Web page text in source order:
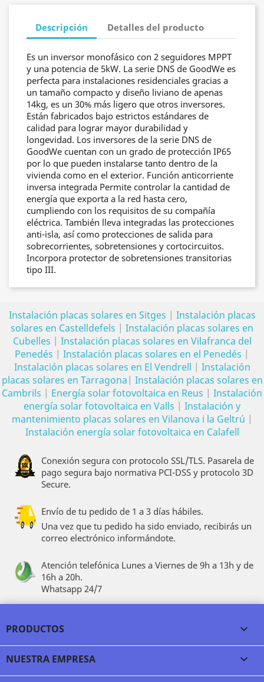
Descripción Detalles del producto
Es un inversor monofásico con 2 seguidores MPPT
y una potencia de 5kW. La serie DNS de GoodWe es
perfecta para instalaciones residenciales gracias a
un tamaño compacto y diseño liviano de apenas
14kg, es un 30% más ligero que otros inversores.
Están fabricados bajo estrictos estándares de
calidad para lograr mayor durabilidad y
longevidad. Los inversores de la serie DNS de
GoodWe cuentan con un grado de protección IP65
por lo que pueden instalarse tanto dentro de la
vivienda como en el exterior. Función anticorriente
inversa integrada Permite controlar la cantidad de
energía que exporta a la red hasta cero,
cumpliendo con los requisitos de su compañía
eléctrica. También lleva integradas las protecciones
anti-isla, así como protecciones de salida para
sobrecorrientes, sobretensiones y cortocircuitos.
Incorpora protector de sobretensiones transitorias
tipo III.
Instalación placas solares en Sitges | Instalación placas
solares en Castelldefels | Instalación placas solares en
Cubelles | Instalación placas solares en Vilafranca del
Penedés | Instalación placas solares en el Penedés |
Instalación placas solares en El Vendrell | Instalación
placas solares en Tarragona | Instalación placas solares en
Cambrils | Energía solar fotovoltaica en Reus | Instalación
energía solar fotovoltaica en Valls | Instalación y
mantenimiento placas solares en Vilanova i la Geltrú |
Instalación energía solar fotovoltaica en Calafell
Conexión segura con protocolo SSL/TLS. Pasarela de
pago segura bajo normativa PCI-DSS y protocolo 3D
Secure.
Envío de tu pedido de 1 a 3 días hábiles.
Una vez que tu pedido ha sido enviado, recibirás un
correo electrónico informándote.
Atención telefónica Lunes a Viernes de 9h a 13h y de
16h a 20h.
Whatsapp 24/7
PRODUCTOS 
NUESTRA EMPRESA 